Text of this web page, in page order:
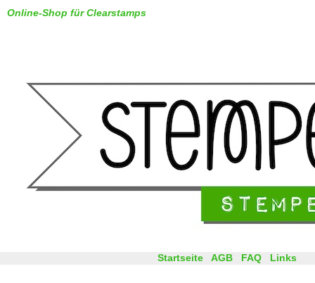
Online-Shop für Clearstamps
Startseite AGB FAQ Links